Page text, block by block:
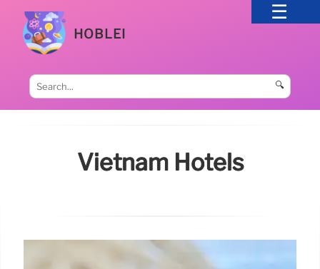
HOBLEI
🔍
Vietnam Hotels